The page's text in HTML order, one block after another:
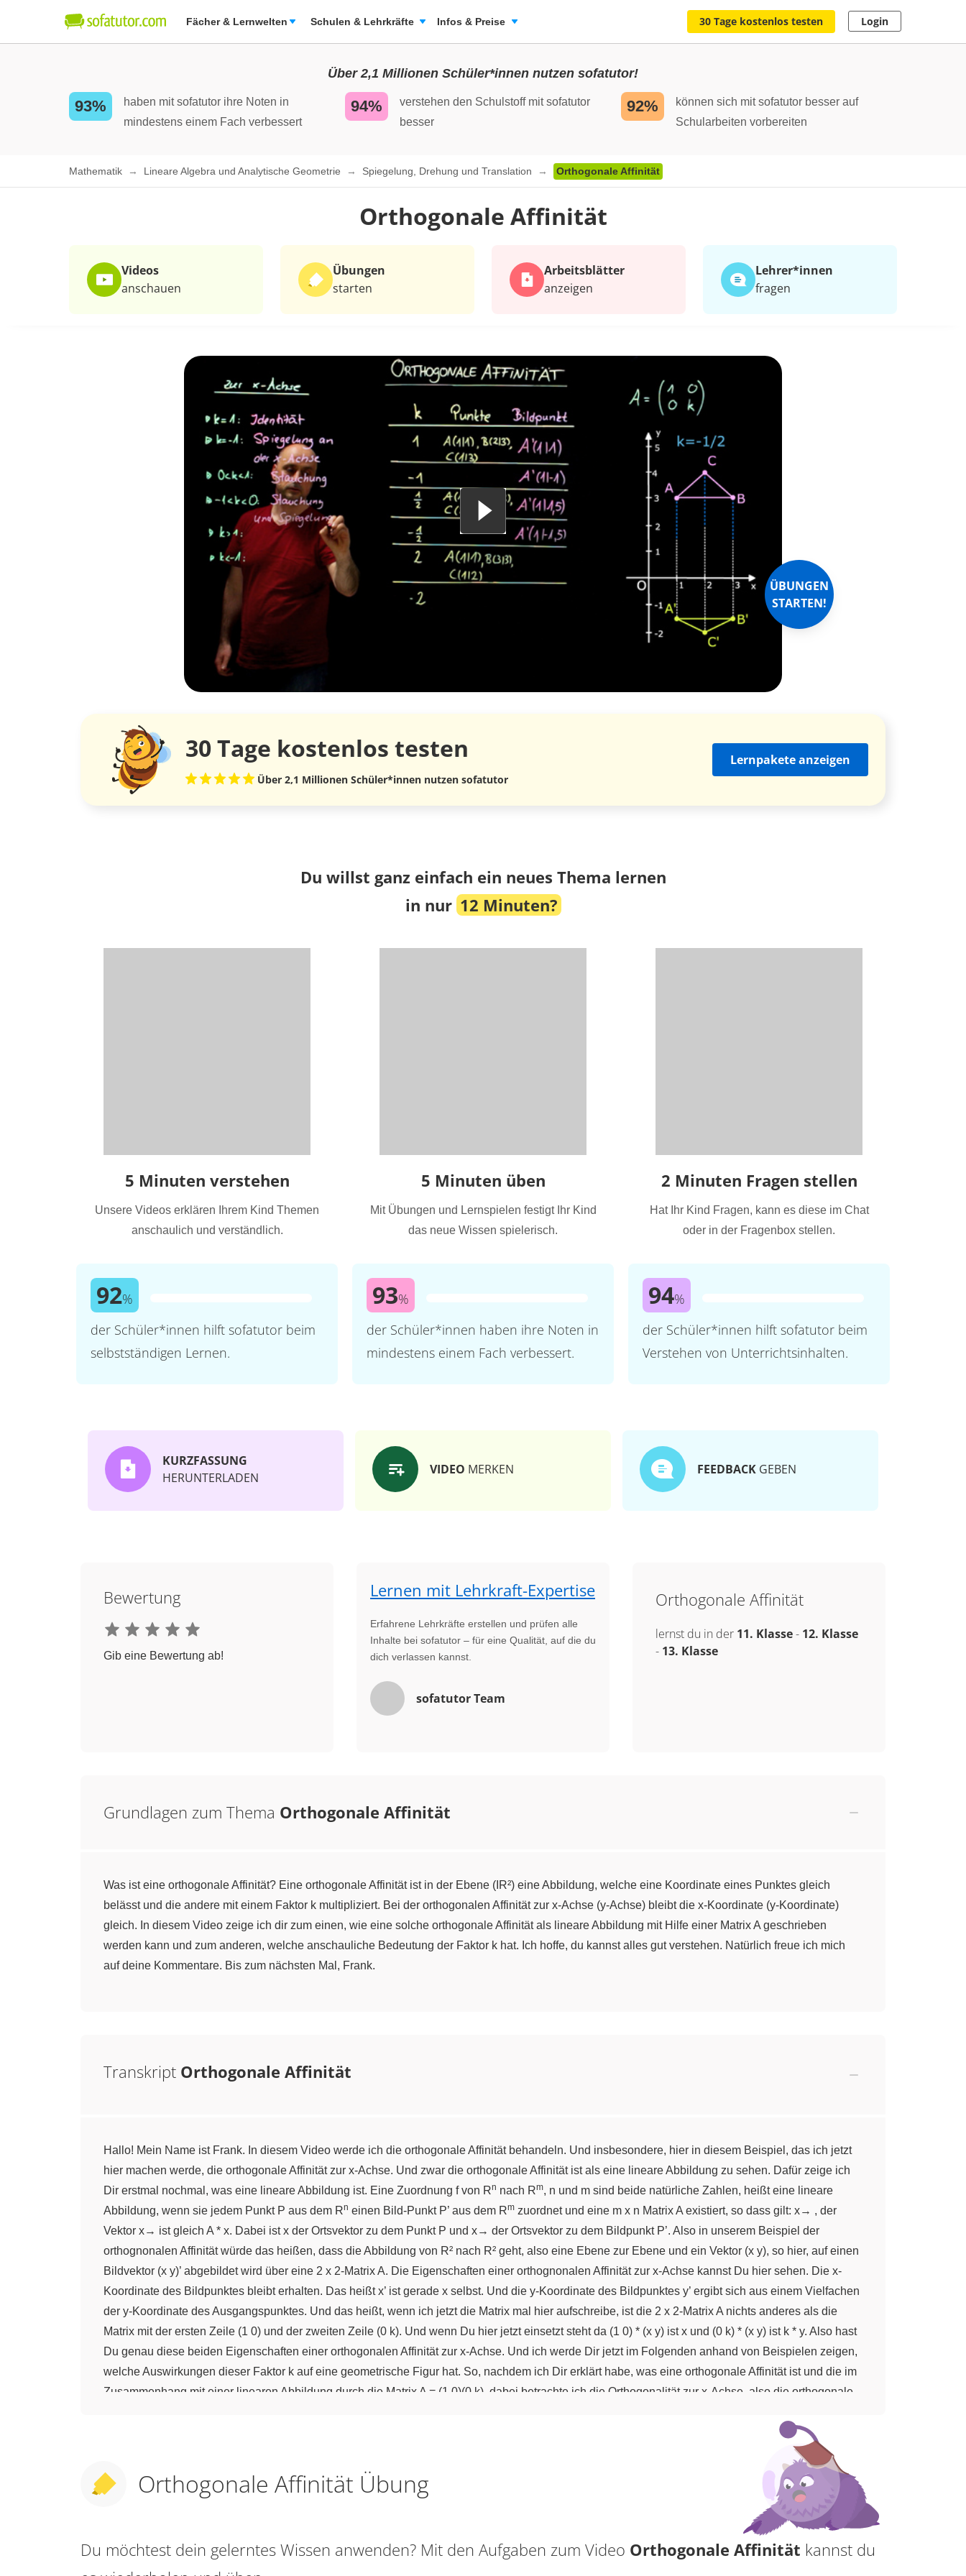
Fächer & Lernwelten Schulen & Lehrkräfte Infos & Preise 30 Tage kostenlos testen Login
Über 2,1 Millionen Schüler*innen nutzen sofatutor!
93%
haben mit sofatutor ihre Noten in
mindestens einem Fach verbessert
94%
verstehen den Schulstoff mit sofatutor
besser
92%
können sich mit sofatutor besser auf
Schularbeiten vorbereiten
Mathematik Lineare Algebra und Analytische Geometrie Spiegelung, Drehung und Translation Orthogonale Affinität
Orthogonale Affinität
Videos
anschauen
Übungen
starten
Arbeits­blätter
anzeigen
Lehrer*​innen
fragen
ÜBUNGEN
STARTEN!
30 Tage kostenlos testen
Über 2,1 Millionen Schüler*innen nutzen sofatutor
Lernpakete anzeigen
Du willst ganz einfach ein neues Thema lernen
in nur 12 Minuten?
5 Minuten verstehen
Unsere Videos erklären Ihrem Kind Themen
anschaulich und verständlich.
92%
der Schüler*innen hilft sofatutor beim
selbstständigen Lernen.
5 Minuten üben
Mit Übungen und Lernspielen festigt Ihr Kind
das neue Wissen spielerisch.
93%
der Schüler*innen haben ihre Noten in
mindestens einem Fach verbessert.
2 Minuten Fragen stellen
Hat Ihr Kind Fragen, kann es diese im Chat
oder in der Fragenbox stellen.
94%
der Schüler*innen hilft sofatutor beim
Verstehen von Unterrichtsinhalten.
KURZFASSUNG
HERUNTERLADEN
VIDEO MERKEN FEEDBACK GEBEN
Bewertung
Gib eine Bewertung ab!
Lernen mit Lehrkraft-Expertise
Erfahrene Lehrkräfte erstellen und prüfen alle
Inhalte bei sofatutor – für eine Qualität, auf die du
dich verlassen kannst.
sofatutor Team
Orthogonale Affinität
lernst du in der 11. Klasse- 12. Klasse
- 13. Klasse
Grundlagen zum Thema Orthogonale Affinität
Was ist eine orthogonale Affinität? Eine orthogonale Affinität ist in der Ebene (IR²) eine Abbildung, welche eine Koordinate eines Punktes gleich
belässt und die andere mit einem Faktor k multipliziert. Bei der orthogonalen Affinität zur x-Achse (y-Achse) bleibt die x-Koordinate (y-Koordinate)
gleich. In diesem Video zeige ich dir zum einen, wie eine solche orthogonale Affinität als lineare Abbildung mit Hilfe einer Matrix A geschrieben
werden kann und zum anderen, welche anschauliche Bedeutung der Faktor k hat. Ich hoffe, du kannst alles gut verstehen. Natürlich freue ich mich
auf deine Kommentare. Bis zum nächsten Mal, Frank.
Transkript Orthogonale Affinität
Hallo! Mein Name ist Frank. In diesem Video werde ich die orthogonale Affinität behandeln. Und insbesondere, hier in diesem Beispiel, das ich jetzt
hier machen werde, die orthogonale Affinität zur x-Achse. Und zwar die orthogonale Affinität ist als eine lineare Abbildung zu sehen. Dafür zeige ich
Dir erstmal nochmal, was eine lineare Abbildung ist. Eine Zuordnung f von Rn nach Rm, n und m sind beide natürliche Zahlen, heißt eine lineare
Abbildung, wenn sie jedem Punkt P aus dem Rn einen Bild-Punkt P’ aus dem Rm zuordnet und eine m x n Matrix A existiert, so dass gilt: x→ , der
Vektor x→ ist gleich A * x. Dabei ist x der Ortsvektor zu dem Punkt P und x→ der Ortsvektor zu dem Bildpunkt P’. Also in unserem Beispiel der
orthognonalen Affinität würde das heißen, dass die Abbildung von R² nach R² geht, also eine Ebene zur Ebene und ein Vektor (x y), so hier, auf einen
Bildvektor (x y)’ abgebildet wird über eine 2 x 2-Matrix A. Die Eigenschaften einer orthognonalen Affinität zur x-Achse kannst Du hier sehen. Die x-
Koordinate des Bildpunktes bleibt erhalten. Das heißt x’ ist gerade x selbst. Und die y-Koordinate des Bildpunktes y’ ergibt sich aus einem Vielfachen
der y-Koordinate des Ausgangspunktes. Und das heißt, wenn ich jetzt die Matrix mal hier aufschreibe, ist die 2 x 2-Matrix A nichts anderes als die
Matrix mit der ersten Zeile (1 0) und der zweiten Zeile (0 k). Und wenn Du hier jetzt einsetzt steht da (1 0) * (x y) ist x und (0 k) * (x y) ist k * y. Also hast
Du genau diese beiden Eigenschaften einer orthogonalen Affinität zur x-Achse. Und ich werde Dir jetzt im Folgenden anhand von Beispielen zeigen,
welche Auswirkungen dieser Faktor k auf eine geometrische Figur hat. So, nachdem ich Dir erklärt habe, was eine orthogonale Affinität ist und die im
Zusammenhang mit einer linearen Abbildung durch die Matrix A = (1 0)(0 k), dabei betrachte ich die Orthogonalität zur x-Achse, also die orthogonale
Ich mach das jetzt immer mit Dreiecken. Und hier hast Du schon mal eine Tabelle mit verschiedenen Beispielen für k. Die Punkte zu den Dreiecken
sind hier. Und ich werde jetzt jedes Mal exemplarisch einen Bildpunkt angeben. Und hier links siehst Du schon mal die Verallgemeinerung für k. Also
ich beginne jetzt mal mit k = 1. Das ist dann 1. Das heißt hier in der der Matrix A steht 1. Das heißt die Matrix A ist gerade die Einheitsmatrix. Und
wenn Du Dir das Dreieck A (1;1), B (2;3) und C (1;3) anschaust und die Matrix A auf jeden dieser Punkte anwendest, ich mache das exemplarisch für
den Punkt A, dann siehst Du, also Du siehst nichts, also keine Änderung, weil k = 1 die Identität ist. So, als nächstes schaue ich mir den Fall k = -1 an,
mit dem gleichen Ausgangsdreieck, das siehst Du nochmal hier. Und auch da schreibe ich exemplarisch den Punkt A’ (1;-1). Das wäre der Bildpunkt
zu A. Wenn Du das mit dem Punkt machst siehst Du, das ist das Dreieck und es wird einmal gespiegelt an der x-Achse. Das heißt k = -1 entspricht
einer Spiegelung an der x-Achse. Wenn Du das Ganze zur y-Achse machen würdest, also die orthogonale Affinität, wäre das entsprechend eine
Orthogonale Affinität Übung
Du möchtest dein gelerntes Wissen anwenden? Mit den Aufgaben zum Video Orthogonale Affinität kannst du